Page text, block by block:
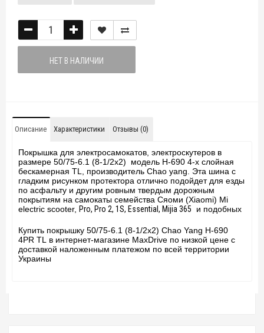
НЕТ В НАЛИЧИИ
Описание Характеристики Отзывы (0)
Покрышка для электросамокатов, электроскутеров в
размере 50/75-6.1 (8-1/2x2) модель H-690 4-х слойная
бескамерная TL, производитель Chao yang. Эта шина с
гладким рисунком протектора отлично подойдет для езды
по асфальту и другим ровным твердым дорожным
покрытиям на самокаты семейства Сяоми (Xiaomi) Mi
electric scooter, Pro, Pro 2, 1S, Essential, Mijia 365 и подобных
Купить покрышку 50/75-6.1 (8-1/2x2) Chao Yang H-690
4PR TL в интернет-магазине MaxDrive по низкой цене с
доставкой наложенным платежом по всей территории
Украины